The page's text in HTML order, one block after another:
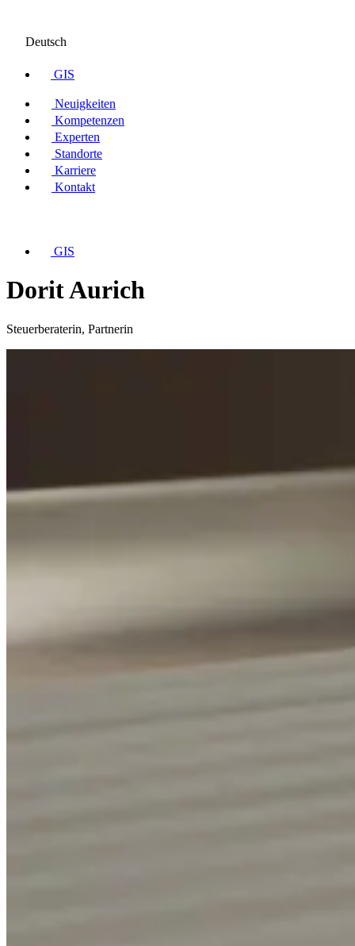
Deutsch
GIS
Neuigkeiten
Kompetenzen
Experten
Standorte
Karriere
Kontakt
GIS
Dorit Aurich
Steuerberaterin, Partnerin